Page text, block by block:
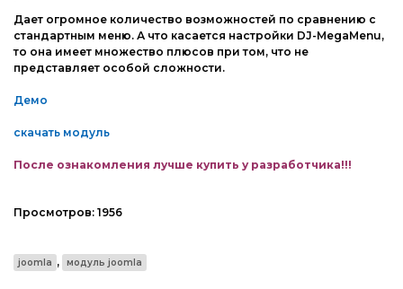
phpBB форум
Другие CMS
Web-Мастеру
Другие шаблоны
Дает огромное количество возможностей по сравнению с
стандартным меню. А что касается настройки DJ-MegaMenu,
то она имеет множество плюсов при том, что не
представляет особой сложности.
Демо
скачать модуль
После ознакомления лучше купить у разработчика!!!
Просмотров: 1956
joomla , модуль joomla
Другие шаблоны